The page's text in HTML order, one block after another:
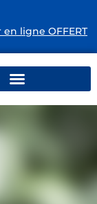
ligne OFFERT